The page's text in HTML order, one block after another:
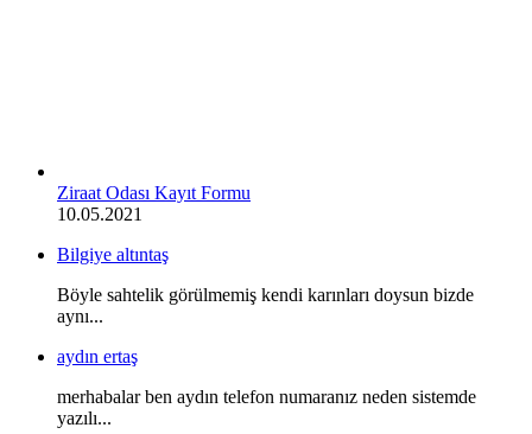
Ziraat Odası Kayıt Formu
10.05.2021
Bilgiye altıntaş
Böyle sahtelik görülmemiş kendi karınları doysun bizde
aynı...
aydın ertaş
merhabalar ben aydın telefon numaranız neden sistemde
yazılı...